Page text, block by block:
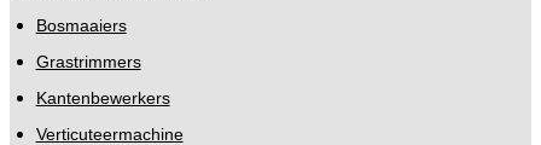
Bosmaaiers
Grastrimmers
Kantenbewerkers
Verticuteermachine